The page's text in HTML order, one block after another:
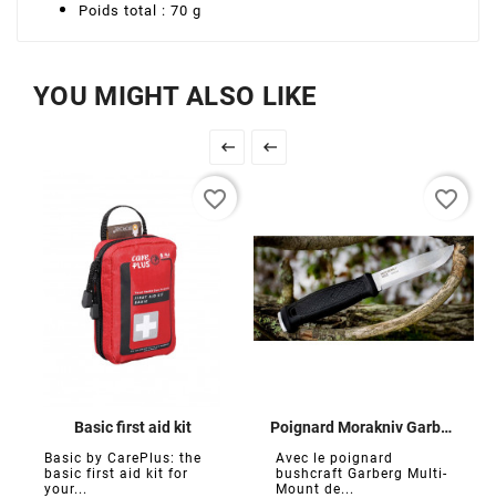
Poids total : 70 g
YOU MIGHT ALSO LIKE
 
Basic first aid kit
Basic by CarePlus: the
basic first aid kit for
your...
favorite_border
Poignard Morakniv Garberg
Avec le poignard
bushcraft Garberg Multi-
Mount de...
favorite_border